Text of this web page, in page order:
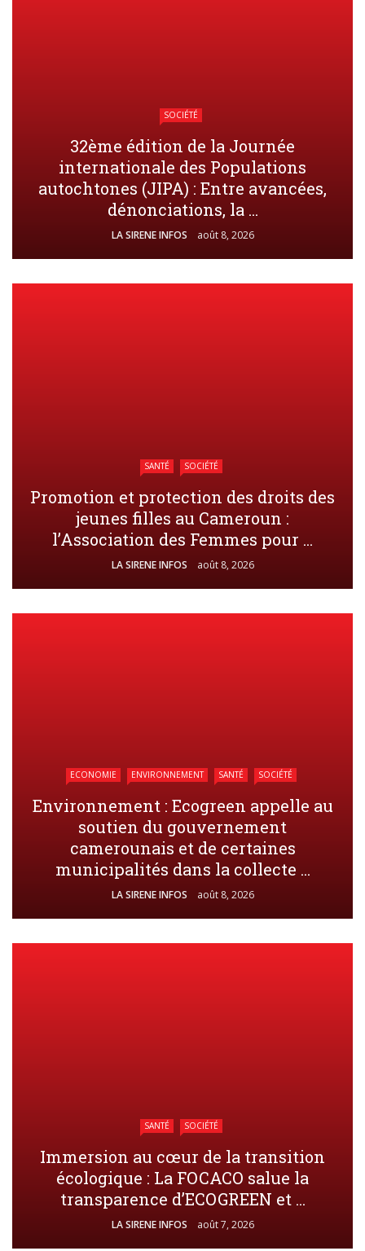
SOCIÉTÉ
32ème édition de la Journée
internationale des Populations
autochtones (JIPA) : Entre avancées,
dénonciations, la ...
LA SIRENE INFOS août 8, 2026
SANTÉ SOCIÉTÉ
Promotion et protection des droits des
jeunes filles au Cameroun :
l’Association des Femmes pour ...
LA SIRENE INFOS août 8, 2026
ECONOMIE ENVIRONNEMENT SANTÉ SOCIÉTÉ
Environnement : Ecogreen appelle au
soutien du gouvernement
camerounais et de certaines
municipalités dans la collecte ...
LA SIRENE INFOS août 8, 2026
SANTÉ SOCIÉTÉ
Immersion au cœur de la transition
écologique : La FOCACO salue la
transparence d’ECOGREEN et ...
LA SIRENE INFOS août 7, 2026